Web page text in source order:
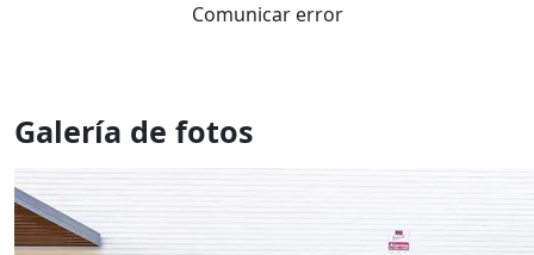
Comunicar error
Galería de fotos